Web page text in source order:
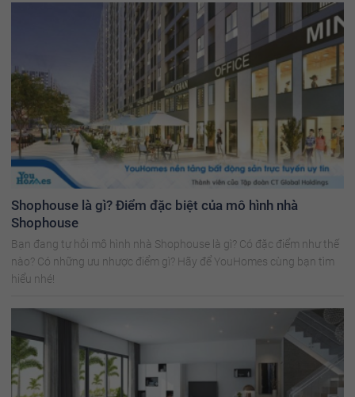
Shophouse là gì? Điểm đặc biệt của mô hình nhà
Shophouse
Bạn đang tự hỏi mô hình nhà Shophouse là gì? Có đặc điểm như thế
nào? Có những ưu nhược điểm gì? Hãy để YouHomes cùng bạn tìm
hiểu nhé!